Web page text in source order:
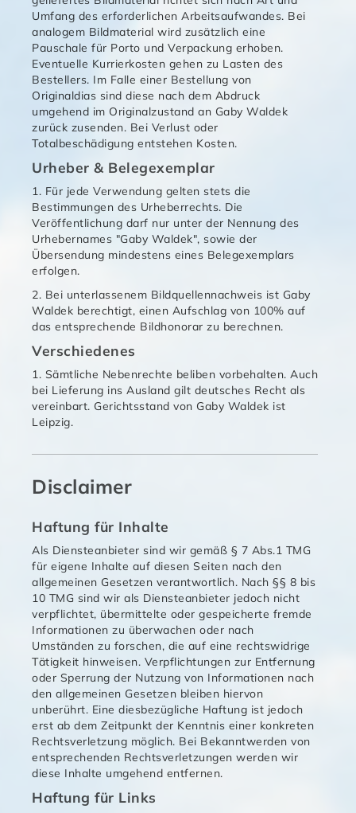
Umfang des erforderlichen Arbeitsaufwandes. Bei
analogem Bildmaterial wird zusätzlich eine
Pauschale für Porto und Verpackung erhoben.
Eventuelle Kurrierkosten gehen zu Lasten des
Bestellers. Im Falle einer Bestellung von
Originaldias sind diese nach dem Abdruck
umgehend im Originalzustand an Gaby Waldek
zurück zusenden. Bei Verlust oder
Totalbeschädigung entstehen Kosten.
Urheber & Belegexemplar
1. Für jede Verwendung gelten stets die
Bestimmungen des Urheberrechts. Die
Veröffentlichung darf nur unter der Nennung des
Urhebernames "Gaby Waldek", sowie der
Übersendung mindestens eines Belegexemplars
erfolgen.
2. Bei unterlassenem Bildquellennachweis ist Gaby
Waldek berechtigt, einen Aufschlag von 100% auf
das entsprechende Bildhonorar zu berechnen.
Verschiedenes
1. Sämtliche Nebenrechte beliben vorbehalten. Auch
bei Lieferung ins Ausland gilt deutsches Recht als
vereinbart. Gerichtsstand von Gaby Waldek ist
Leipzig.
Disclaimer
Haftung für Inhalte
Als Diensteanbieter sind wir gemäß § 7 Abs.1 TMG
für eigene Inhalte auf diesen Seiten nach den
allgemeinen Gesetzen verantwortlich. Nach §§ 8 bis
10 TMG sind wir als Diensteanbieter jedoch nicht
verpflichtet, übermittelte oder gespeicherte fremde
Informationen zu überwachen oder nach
Umständen zu forschen, die auf eine rechtswidrige
Tätigkeit hinweisen. Verpflichtungen zur Entfernung
oder Sperrung der Nutzung von Informationen nach
den allgemeinen Gesetzen bleiben hiervon
unberührt. Eine diesbezügliche Haftung ist jedoch
erst ab dem Zeitpunkt der Kenntnis einer konkreten
Rechtsverletzung möglich. Bei Bekanntwerden von
entsprechenden Rechtsverletzungen werden wir
diese Inhalte umgehend entfernen.
Haftung für Links